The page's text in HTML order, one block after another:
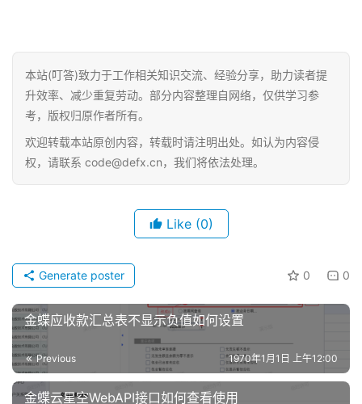
本站(叮答)致力于工作相关知识交流、经验分享，助力读者提
升效率、减少重复劳动。部分内容整理自网络，仅供学习参
考，版权归原作者所有。
欢迎转载本站原创内容，转载时请注明出处。如认为内容侵
权，请联系 code@defx.cn，我们将依法处理。
Like (0)
0 0
Generate poster
金蝶应收款汇总表不显示负值如何设置
Previous 1970年1月1日 上午12:00
金蝶云星空WebAPI接口如何查看使用